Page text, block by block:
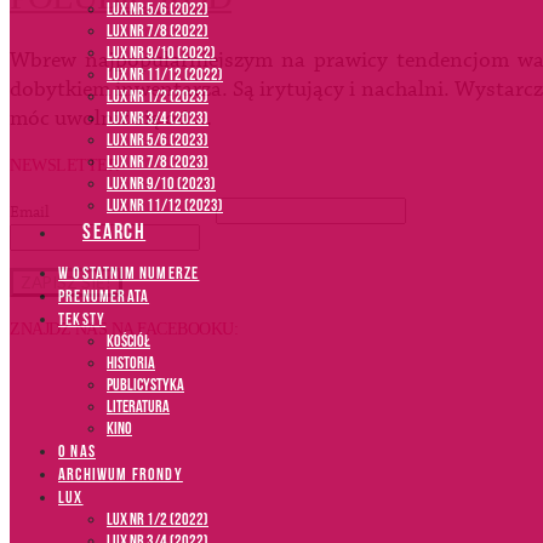
LUX NR 5/6 (2022)
LUX NR 7/8 (2022)
LUX nr 9/10 (2022)
LUX NR 11/12 (2022)
LUX NR 1/2 (2023)
LUX NR 3/4 (2023)
LUX NR 5/6 (2023)
LUX NR 7/8 (2023)
LUX NR 9/10 (2023)
LUX NR 11/12 (2023)
SEARCH
W OSTATNIM NUMERZE
PRENUMERATA
TEKSTY
Kościół
Historia
Publicystyka
Literatura
Kino
O NAS
ARCHIWUM FRONDY
LUX
LUX NR 1/2 (2022)
Wbrew najpopularniejszym na prawicy tendencjom
dobytkiem inwentarza. Są irytujący i nachalni.
móc uwolnić się od …
NEWSLETTER
Email*
ZNAJDŹ NAS NA FACEBOOKU: